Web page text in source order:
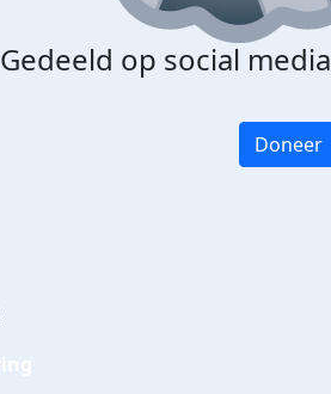
Gedeeld op social media
Doneer